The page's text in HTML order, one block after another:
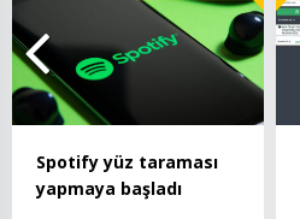
Spotify yüz taraması
yapmaya başladı